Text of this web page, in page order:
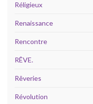
Réligieux
Renaissance
Rencontre
RÊVE.
Rêveries
Révolution